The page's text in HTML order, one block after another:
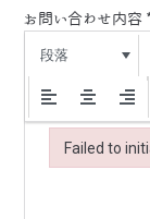
お問い合わせ内容
段落
Failed to
Failed to